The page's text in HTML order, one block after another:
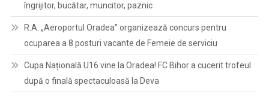
îngrijitor, bucătar, muncitor, paznic
R.A. „Aeroportul Oradea” organizează concurs pentru
ocuparea a 8 posturi vacante de Femeie de serviciu
Cupa Națională U16 vine la Oradea! FC Bihor a cucerit trofeul
după o finală spectaculoasă la Deva